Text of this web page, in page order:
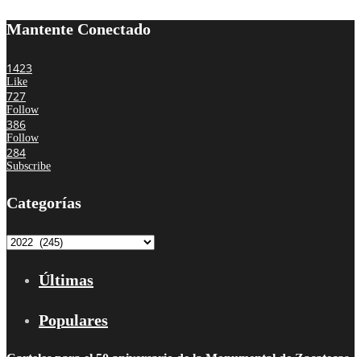
Mantente Conectado
1423
Like
727
Follow
386
Follow
284
Subscribe
Categorías
Categorías
Últimas
Populares